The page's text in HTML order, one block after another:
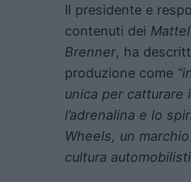
Il presidente e
contenuti dei
Brenner, ha
produzione come
unica per catturare
l’adrenalina e lo
Wheels, un
cultura